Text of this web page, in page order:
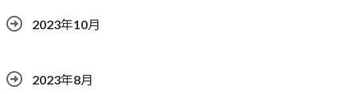
2023年10月
2023年8月